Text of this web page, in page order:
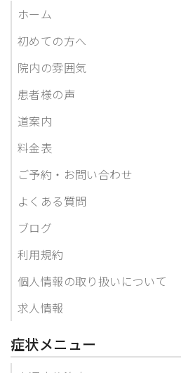
ホーム
初めての方へ
院内の雰囲気
患者様の声
道案内
料金表
ご予約・お問い合わせ
よくある質問
ブログ
利用規約
個人情報の取り扱いについて
求人情報
症状メニュー